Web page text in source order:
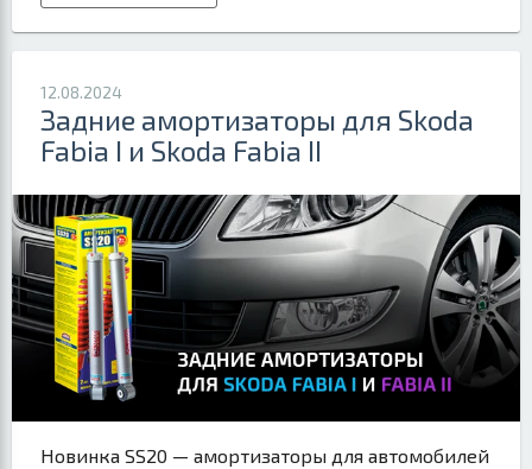
12.08.2024
Задние амортизаторы для Skoda
Fabia I и Skoda Fabia II
Новинка SS20 — амортизаторы для автомобилей